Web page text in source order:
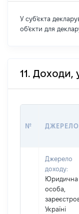
У суб'єкта
об'єкти для
11. Доходи,
№
Джерело
доходу:
Юридична
особа,
Україні